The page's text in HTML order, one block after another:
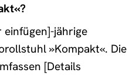
jährige
»Kompakt«. Die
[Details